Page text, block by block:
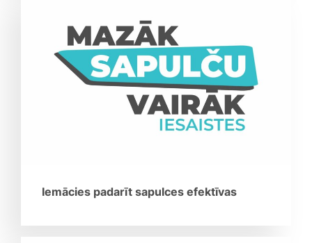
Iemācies padarīt sapulces efektīvas